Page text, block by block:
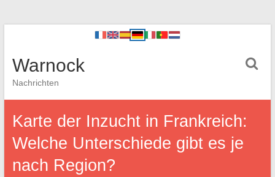
Warnock
Nachrichten
Karte der Inzucht in Frankreich:
Welche Unterschiede gibt es je
nach Region?